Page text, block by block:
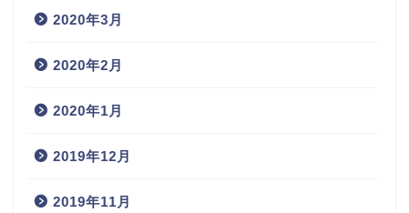
2020年3月
2020年2月
2020年1月
2019年12月
2019年11月